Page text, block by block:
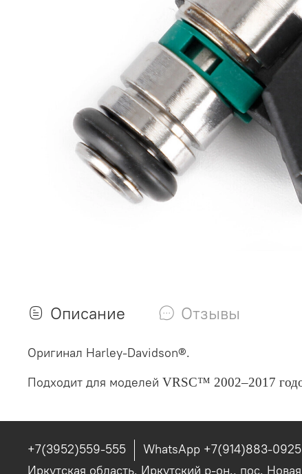
Описание Отзывы
Оригинал Harley-Davidson®.
Подходит для моделей VRSC™ 2002–2017
+7(3952)559-555
WhatsApp +7(914)883-0925
Иркутская область, Иркутский р-он., пос.